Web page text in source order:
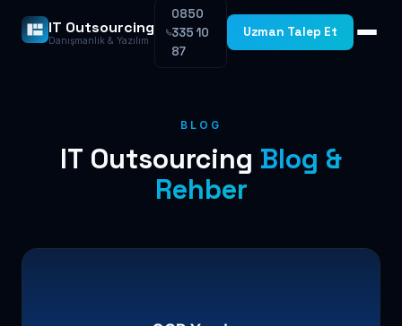
IT Outsourcing
Danışmanlık & Yazılım
0850
335 10
87
Uzman Talep Et
BLOG
IT Outsourcing Blog &
Rehber